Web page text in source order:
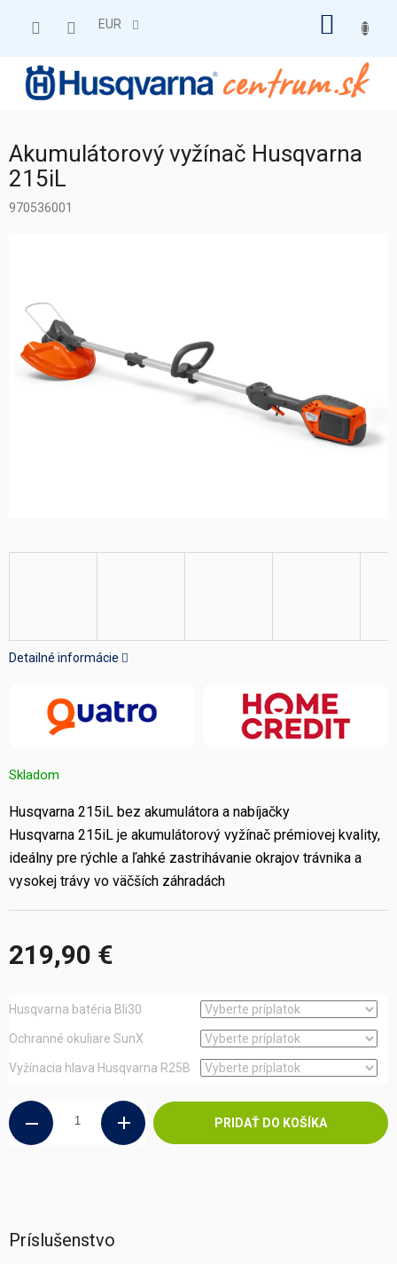
EUR
Akumulátorový vyžínač Husqvarna
215iL
970536001
219,90 €
cena:
Skladom
Husqvarna batéria Bli30
Ochranné okuliare SunX
Vyžínacia hlava Husqvarna R25B
PRIDAŤ DO KOŠÍKA
Husqvarna 215iL bez akumulátora a nabíjačky
Husqvarna 215iL je akumulátorový vyžínač prémiovej kvality,
ideálny pre rýchle a ľahké zastrihávanie okrajov trávnika a
vysokej trávy vo väčších záhradách
Detailné informácie
Príslušenstvo